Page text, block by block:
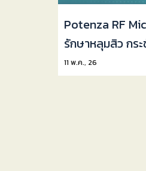
Potenza RF
รักษาหลุมสิว กร
11 พ.ค., 26